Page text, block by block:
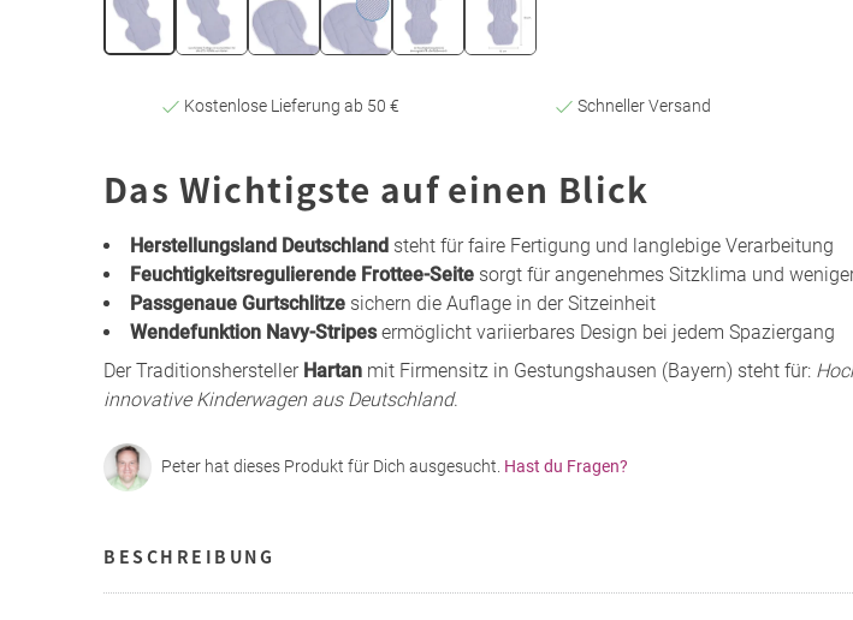
Kostenlose Lieferung ab 50 € Schneller Versand
Das Wichtigste auf einen Blick
Herstellungsland Deutschland steht für faire Fertigung und langlebige Verarbeitung
Feuchtigkeitsregulierende Frottee-Seite sorgt für angenehmes Sitzklima und
Passgenaue Gurtschlitze sichern die Auflage in der Sitzeinheit
Wendefunktion Navy-Stripesermöglicht variierbares Design bei jedem Spaziergang
Der Traditionshersteller Hartan mit Firmensitz in Gestungshausen (Bayern) steht für:
innovative Kinderwagen aus Deutschland.
Peter hat dieses Produkt für Dich ausgesucht. Hast du Fragen?
BESCHREIBUNG